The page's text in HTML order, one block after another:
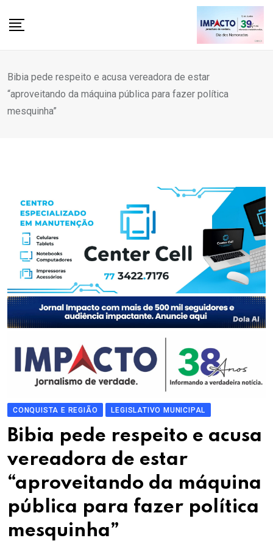
Bibia pede respeito e acusa vereadora de estar
“aproveitando da máquina pública para fazer política
mesquinha”
CONQUISTA E REGIÃO LEGISLATIVO MUNICIPAL
Bibia pede respeito e acusa
vereadora de estar
“aproveitando da máquina
pública para fazer política
mesquinha”